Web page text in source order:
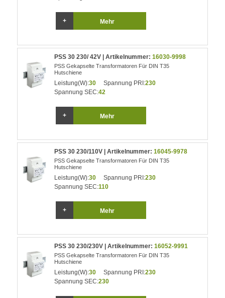
Mehr
PSS 30 230/ 42V | Artikelnummer:16030-9998
PSS Gekapselte Transformatoren Für DIN T35
Hutschiene
Leistung(W):30 Spannung PRI:230
Spannung SEC:42
Mehr
PSS 30 230/110V | Artikelnummer:16045-9978
PSS Gekapselte Transformatoren Für DIN T35
Hutschiene
Leistung(W):30 Spannung PRI:230
Spannung SEC:110
Mehr
PSS 30 230/230V | Artikelnummer:16052-9991
PSS Gekapselte Transformatoren Für DIN T35
Hutschiene
Leistung(W):30 Spannung PRI:230
Spannung SEC:230